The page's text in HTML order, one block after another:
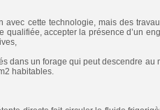
avec cette technologie, mais des
qualifiée, accepter la présence d’un
dans un forage qui peut descendre
habitables.